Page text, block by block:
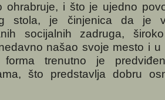
ohrabruje, i što je ujedno
stola, je činjenica da je
socijalnih zadruga,
našao svoje mesto i
forma trenutno je
što predstavlja dobru